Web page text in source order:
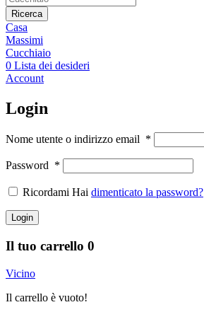
Ricerca
Casa
Massimi
Cucchiaio
0 Lista dei desideri
Account
Login
Nome utente o indirizzo email *
Password *
Ricordami Hai dimenticato la password?
Login
Il tuo carrello 0
Vicino
Il carrello è vuoto!